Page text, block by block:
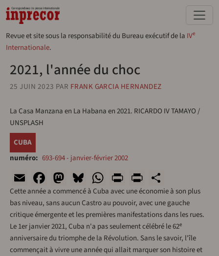
Aller au contenu principal
Revue et site sous la responsabilité du Bureau exécutif de la IVe
Internationale.
2021, l'année du choc
25 JUIN 2023 PAR FRANK GARCIA HERNANDEZ
La Casa Manzana en La Habana en 2021. RICARDO IV TAMAYO /
UNSPLASH
CUBA
numéro
693-694 - janvier-février 2002
EmailFacebook
Mastodon
Bluesky
WhatsApp
Print
Cette année a commencé à Cuba avec une économie à son plus
bas niveau, sans aucun Castro au pouvoir, avec une gauche
critique émergente et les premières manifestations dans les rues.
Le 1er janvier 2021, Cuba n'a pas seulement célébré le 62e
anniversaire du triomphe de la Révolution. Sans le savoir, l'île
commençait à vivre une année qui allait marquer son histoire et